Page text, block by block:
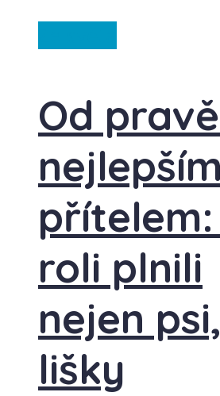
Od
nejlepším
roli plnili
nejen
lišky